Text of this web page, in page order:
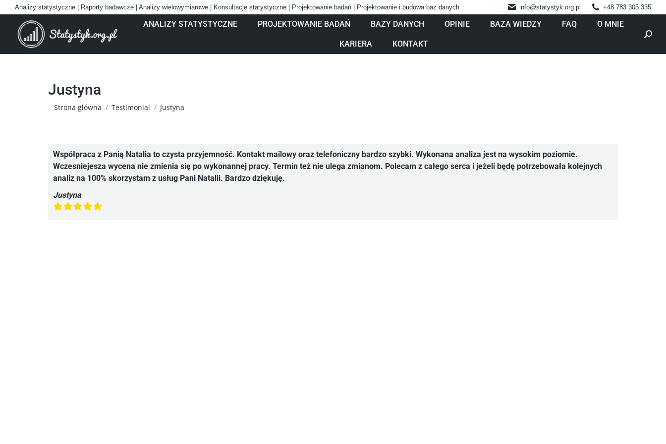
Analizy statystyczne | Raporty badawcze | Analizy wielowymiarowe | Konsultacje statystyczne | Projektowanie badań | Projektowanie i budowa baz danych info@statystyk.org.pl +48 783 305 335
ANALIZY STATYSTYCZNE PROJEKTOWANIE BADAŃ BAZY DANYCH OPINIE BAZA WIEDZY FAQ O MNIE
KARIERA KONTAKT
Justyna
Jesteś tutaj:
Strona główna Testimonial Justyna
Współpraca z Panią Natalia to czysta przyjemność. Kontakt mailowy oraz telefoniczny bardzo szybki. Wykonana analiza jest na wysokim poziomie.
Wczesniejesza wycena nie zmienia się po wykonannej pracy. Termin też nie ulega zmianom. Polecam z całego serca i jeżeli będę potrzebowała kolejnych
analiz na 100% skorzystam z usług Pani Natalii. Bardzo dziękuję.
Justyna